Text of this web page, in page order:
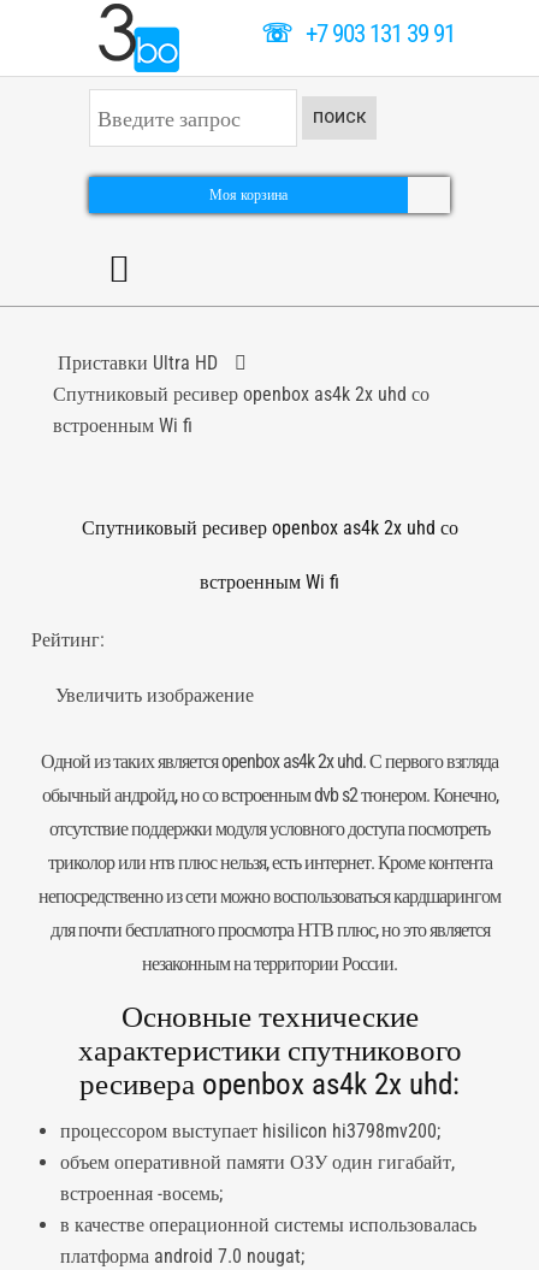
☏+7 903 131 39 91
к
а
ь
ПОИСК
Моя корзина
Приставки Ultra HD
Спутниковый ресивер openbox as4k 2x uhd со
встроенным Wi fi
Спутниковый ресивер openbox as4k 2x uhd со
встроенным Wi fi
Рейтинг:
Увеличить изображение
Одной из таких является openbox as4k 2x uhd. С первого взгляда
обычный андройд, но со встроенным dvb s2 тюнером. Конечно,
отсутствие поддержкимодуля условного доступапосмотреть
триколор или нтв плюс нельзя, есть интернет. Кроме контента
непосредственно из сети можно воспользоваться кардшарингом
для почти бесплатного просмотра НТВ плюс, но это является
незаконным на территории России.
Основные технические
характеристики спутникового
ресивера openbox as4k 2x uhd:
процессором выступает hisilicon hi3798mv200;
объем оперативной памяти ОЗУ один гигабайт,
встроенная -восемь;
в качестве операционной системы использовалась
платформа android 7.0 nougat;